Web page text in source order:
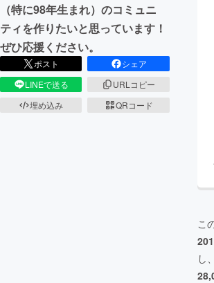
CAMPFIRE for Social Good
CAMPFIREふるさと納税
（特に98年生まれ）のコミュニ
ティを作りたいと思っています！
ぜひ応援ください。
ポスト
シェア
LINEで送る
URLコピー
埋め込み
QRコード
こ
し、